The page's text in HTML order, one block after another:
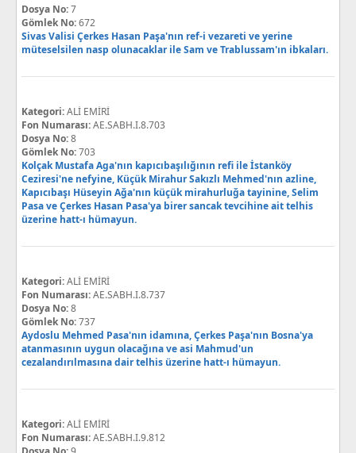
Dosya No:7
Gömlek No:672
Sivas Valisi Çerkes Hasan Paşa'nın ref-i vezareti ve yerine
müteselsilen nasp olunacaklar ile Sam ve Trablussam'ın ibkaları.
Kategori:ALİ EMİRİ
Fon Numarası:AE.SABH.I.8.703
Dosya No:8
Gömlek No:703
Kolçak Mustafa Aga'nın kapıcıbaşılığının refi ile İstanköy
Ceziresi'ne nefyine, Küçük Mirahur Sakızlı Mehmed'nın azline,
Kapıcıbaşı Hüseyin Ağa'nın küçük mirahurluğa tayinine, Selim
Pasa ve Çerkes Hasan Pasa'ya birer sancak tevcihine ait telhis
üzerine hatt-ı hümayun.
Kategori:ALİ EMİRİ
Fon Numarası:AE.SABH.I.8.737
Dosya No:8
Gömlek No:737
Aydoslu Mehmed Pasa'nın idamına, Çerkes Paşa'nın Bosna'ya
atanmasının uygun olacağına ve asi Mahmud'un
cezalandırılmasına dair telhis üzerine hatt-ı hümayun.
Kategori:ALİ EMİRİ
Fon Numarası:AE.SABH.I.9.812